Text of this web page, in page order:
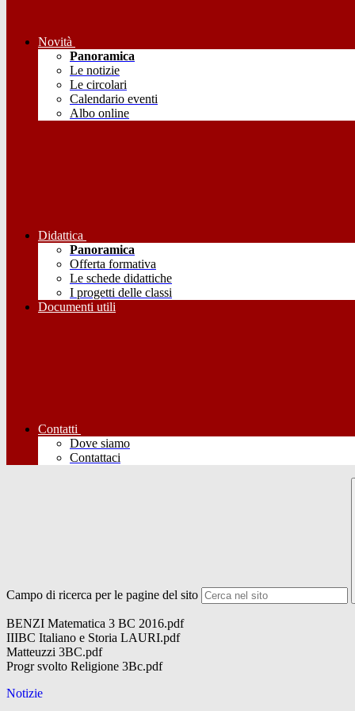
Novità
Panoramica
Le notizie
Le circolari
Calendario eventi
Albo online
Didattica
Panoramica
Offerta formativa
Le schede didattiche
I progetti delle classi
Documenti utili
Contatti
Dove siamo
Contattaci
Campo di ricerca per le pagine del sito
BENZI Matematica 3 BC 2016.pdf
IIIBC Italiano e Storia LAURI.pdf
Matteuzzi 3BC.pdf
Progr svolto Religione 3Bc.pdf
Notizie